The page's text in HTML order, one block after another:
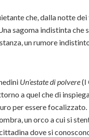
che, dalla notte dei
sagoma indistinta che
un rumore
Un’estate di polvere(I
a quel che di
per essere focalizzato.
un orco a cui si
dove si